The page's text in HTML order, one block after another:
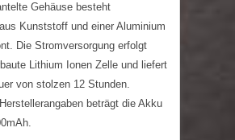
Gehäuse besteht
Kunststoff und einer Aluminium
Die Stromversorgung erfolgt
Lithium Ionen Zelle und liefert
von stolzen 12 Stunden.
beträgt die Akku